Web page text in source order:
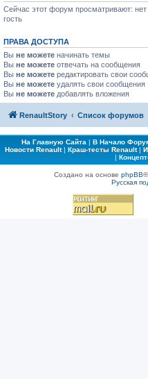
Сейчас этот форум просматривают: нет
гость
ПРАВА ДОСТУПА
Вы не можете начинать темы
Вы не можете отвечать на сообщения
Вы не можете редактировать свои
Вы не можете удалять свои сообщения
Вы не можете добавлять вложения
RenaultStory Список форумов
На Главную Сайта | В Начало
Новости Renault| Краш-тесты Renault|
|
Создано на основе phpBB
Русская